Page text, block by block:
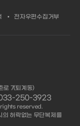
전자우편수집거부
로 7(퇴계동)
033-250-3923
reserved.
의 허락없는 무단복제를